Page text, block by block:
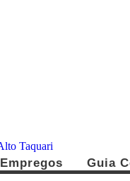
Empregos Guia